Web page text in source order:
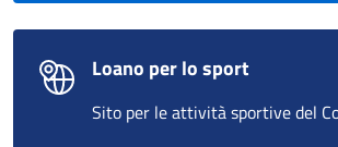
Loano per lo sport
Sito per le attività sportive del